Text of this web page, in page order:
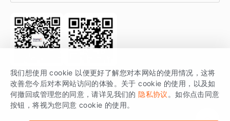
开发者文档
SDK 文档
场景指南
行业活动
关注公众号 获取更多干货
GrowingIO 是专注于数据智能分析与增长的品牌，核心平台为 GrowingIO
分析云。
我们想使用 cookie 以便更好了解您对本网站的使用情况，这将
改善您今后对本网站访问的体验。关于 cookie 的使用，以及如
何撤回或管理您的同意，请详见我们的 隐私协议 。如你点击同意
按钮，将视为您同意 cookie 的使用。